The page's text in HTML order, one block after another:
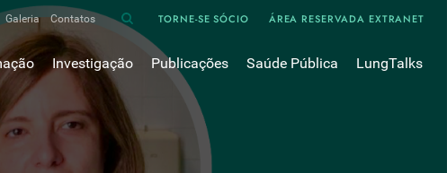
Galeria Contatos TORNE-SE SÓCIO ÁREA RESERVADA EXTRANET
da Ciência
Topics em Pneumologia
Investigação
Bases de dados
Prémios e Bolsas
Projectos de Investigação
Publicações
Divulgação
Oxigénio
Saúde Pública
Asma
Cancro do pulmão
COVID-19
LungTalks